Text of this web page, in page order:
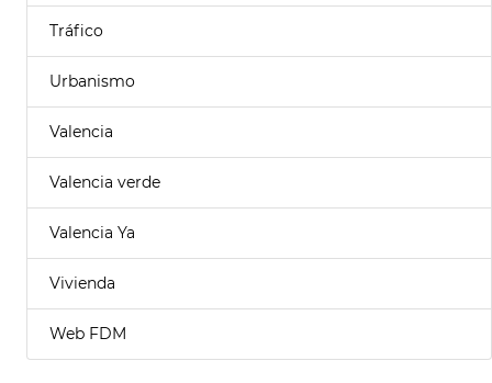
Tráfico
Urbanismo
Valencia
Valencia verde
Valencia Ya
Vivienda
Web FDM